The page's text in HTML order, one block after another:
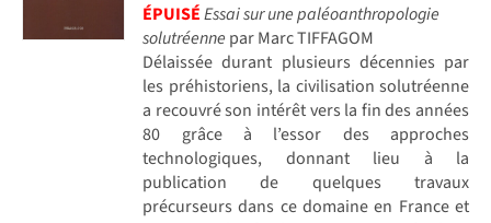
ÉPUISÉEssai sur une paléoanthropologie
solutréenne par Marc TIFFAGOM
Délaissée durant plusieurs décennies par
les préhistoriens, la civilisation solutréenne
a recouvré son intérêt vers la fin des années
80 grâce à l’essor des approches
technologiques, donnant lieu à la
publication de quelques travaux
précurseurs dans ce domaine en France et